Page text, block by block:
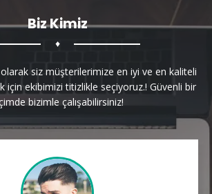
Biz Kimiz
♦
siz müşterilerimize en iyi ve en kaliteli
için ekibimizi titizlikle seçiyoruz.! Güvenli bir
bizimle çalışabilirsiniz!